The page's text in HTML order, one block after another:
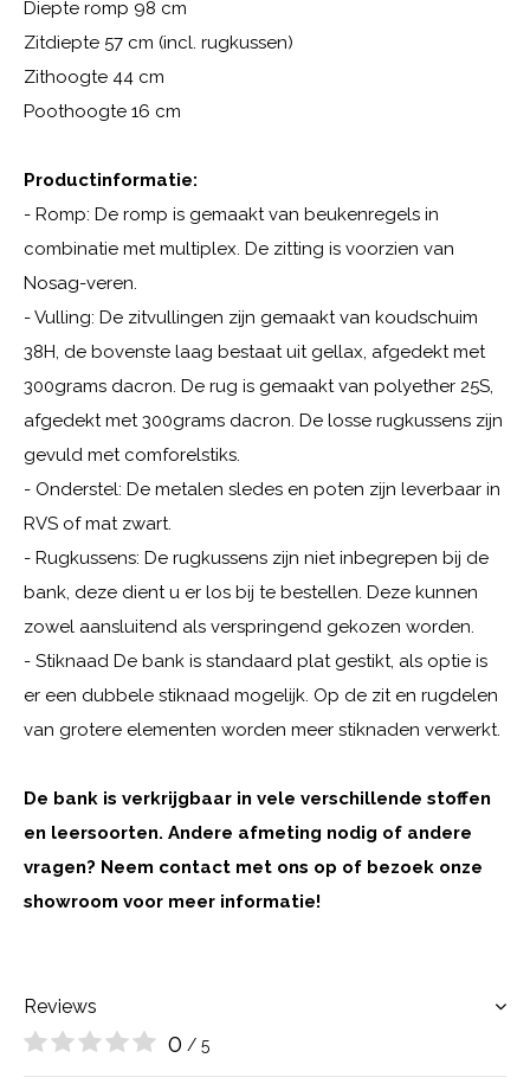
Diepte romp 98 cm
Zitdiepte 57 cm (incl. rugkussen)
Zithoogte 44 cm
Poothoogte 16 cm
Productinformatie:
- Romp: De romp is gemaakt van beukenregels in
combinatie met multiplex. De zitting is voorzien van
Nosag-veren.
- Vulling: De zitvullingen zijn gemaakt van koudschuim
38H, de bovenste laag bestaat uit gellax, afgedekt met
300grams dacron. De rug is gemaakt van polyether 25S,
afgedekt met 300grams dacron. De losse rugkussens zijn
gevuld met comforelstiks.
- Onderstel: De metalen sledes en poten zijn leverbaar in
RVS of mat zwart.
- Rugkussens: De rugkussens zijn niet inbegrepen bij de
bank, deze dient u er los bij te bestellen. Deze kunnen
zowel aansluitend als verspringend gekozen worden.
- Stiknaad De bank is standaard plat gestikt, als optie is
er een dubbele stiknaad mogelijk. Op de zit en rugdelen
van grotere elementen worden meer stiknaden verwerkt.
De bank is verkrijgbaar in vele verschillende stoffen
en leersoorten. Andere afmeting nodig of andere
vragen? Neem contact met ons op of bezoek onze
showroom voor meer informatie!
Reviews
0 / 5